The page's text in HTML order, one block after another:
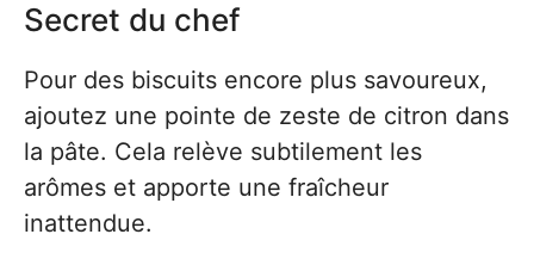
Secret du chef
Pour des biscuits encore plus savoureux,
ajoutez une pointe de zeste de citron dans
la pâte. Cela relève subtilement les
arômes et apporte une fraîcheur
inattendue.